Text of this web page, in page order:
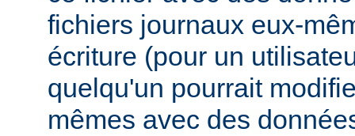
fichiers journaux eux-
écriture (pour un
quelqu'un pourrait
mêmes avec des